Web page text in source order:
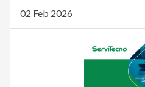
02 Feb 2026